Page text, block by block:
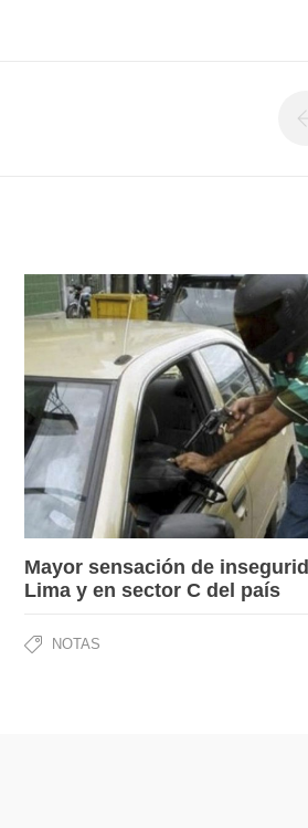
Mayor sensación de
Lima y en sector C del país
NOTAS